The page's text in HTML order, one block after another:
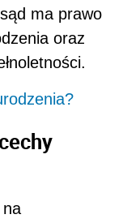
ma prawo
oraz
na